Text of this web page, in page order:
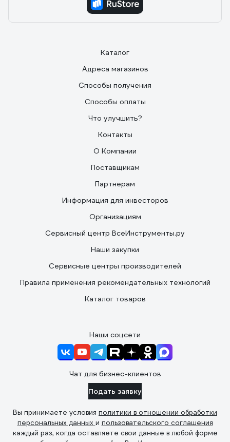
Каталог
Адреса магазинов
Способы получения
Способы оплаты
Что улучшить?
Контакты
О Компании
Поставщикам
Партнерам
Информация для инвесторов
Организациям
Сервисный центр ВсеИнструменты.ру
Наши закупки
Сервисные центры производителей
Правила применения рекомендательных технологий
Каталог товаров
Наши соцсети
Чат для бизнес-клиентов
Подать заявку
Вы принимаете условия политики в отношении обработки
персональных данных и пользовательского соглашения
каждый раз, когда оставляете свои данные в любой форме